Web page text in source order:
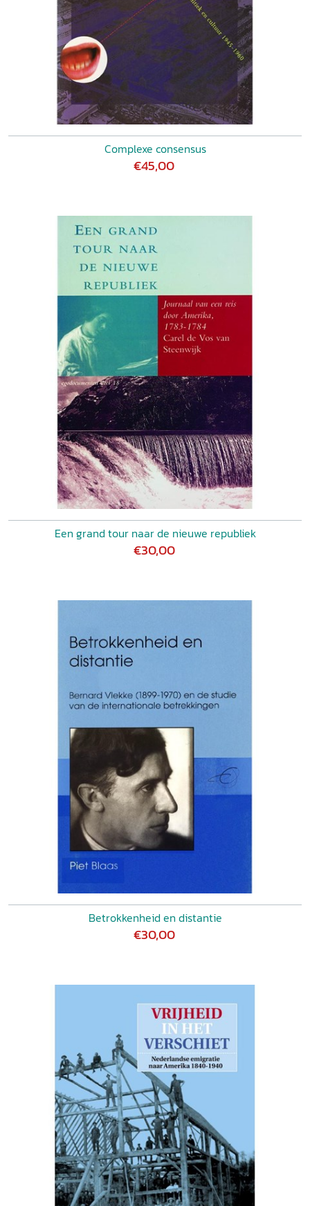
Complexe consensus
€45,00
Een grand tour naar de nieuwe republiek
€30,00
Betrokkenheid en distantie
€30,00